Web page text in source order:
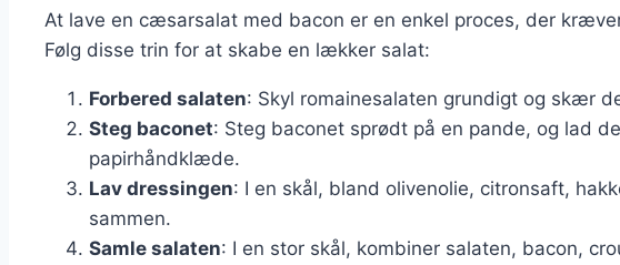
At lave en cæsarsalat med bacon er en enkel proces, der
Følg disse trin for at skabe en lækker salat:
Forbered salaten: Skyl romainesalaten grundigt og skær
Steg baconet: Steg baconet sprødt på en pande, og lad
papirhåndklæde.
Lav dressingen: I en skål, bland olivenolie, citronsaft,
sammen.
Samle salaten: I en stor skål, kombiner salaten, bacon,